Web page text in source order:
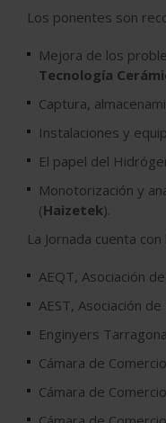
Los ponentes son
Mejora de los
Tecnología
Captura,
Instalaciones y
El papel del
Monotorización y
(Haizetek).
La Jornada cuenta
AEQT, Asociación
AEST, Asociación
Enginyers Tarragona
Cámara de
Cámara de